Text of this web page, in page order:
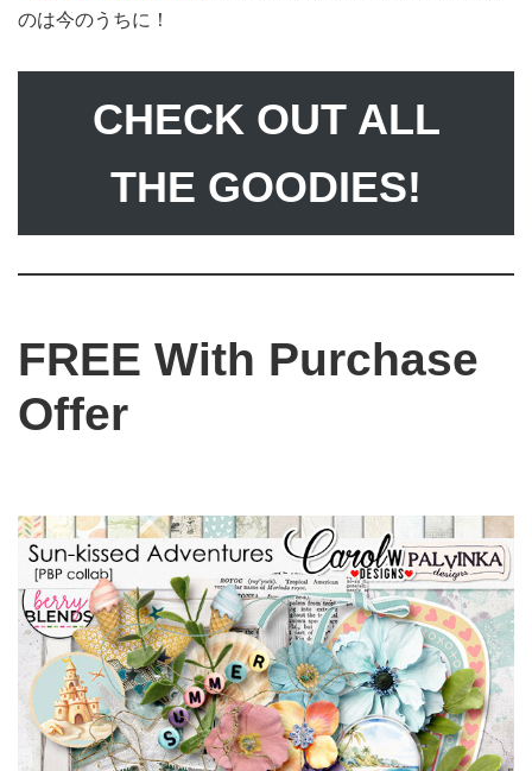
のは今のうちに！
CHECK OUT ALL
THE GOODIES!
FREE With Purchase
Offer